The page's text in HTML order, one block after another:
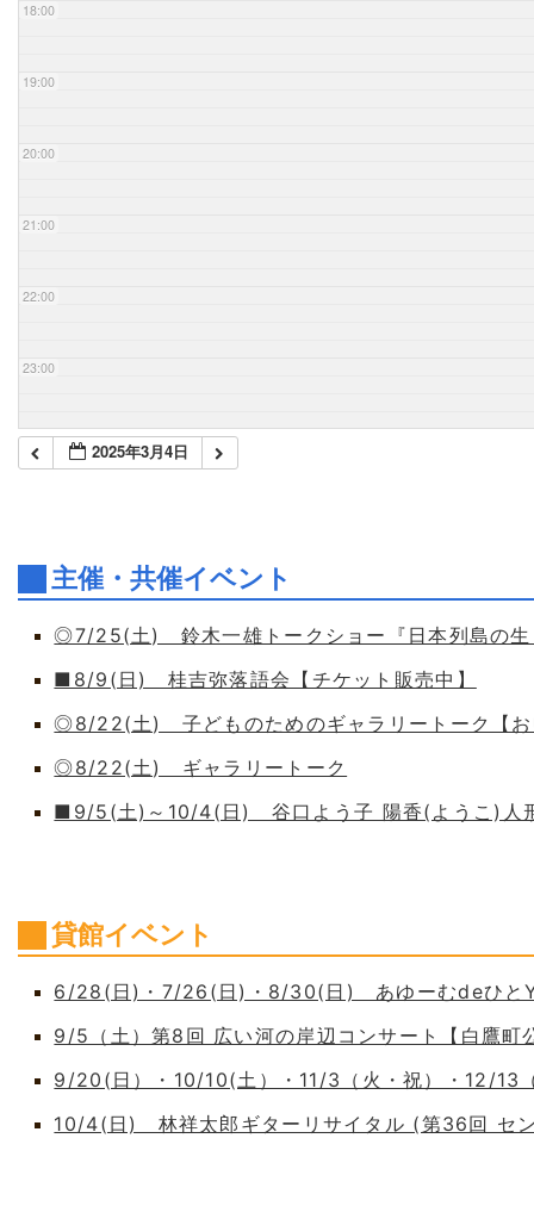
18:00
19:00
20:00
21:00
22:00
23:00
2025年3月4日
主催・共催イベント
◎7/25(土) 鈴木一雄トークショー『日本列島の生
■8/9(日) 桂吉弥落語会【チケット販売中】
◎8/22(土) 子どものためのギャラリートーク【お
◎8/22(土) ギャラリートーク
■9/5(土)～10/4(日) 谷口よう子 陽香(ようこ)人
貸館イベント
6/28(日)・7/26(日)・8/30(日) あゆーむdeひと
9/5（土）第8回 広い河の岸辺コンサート【白鷹町
9/20(日）・10/10(土）・11/3（火・祝）・12/
10/4(日) 林祥太郎ギターリサイタル (第36回 セ